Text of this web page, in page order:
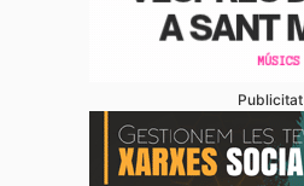
Publicitat